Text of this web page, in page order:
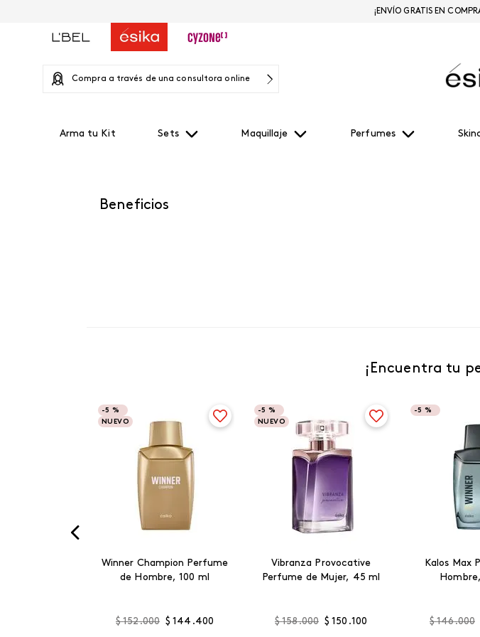
Compra a través de una consultora online
Arma tu Kit Sets Maquillaje Perfumes
¡ENVÍO GRATIS EN
Beneficios
¡Encuentra tu
-5 %
NUEVO
Winner Champion Perfume
de Hombre, 100 ml
$ 152.000 $ 144 .400
-5 %
NUEVO
Vibranza Provocative
Perfume de Mujer, 45 ml
$ 158.000 $ 150 .100
-5 %
Kalos Max
$ 146.000